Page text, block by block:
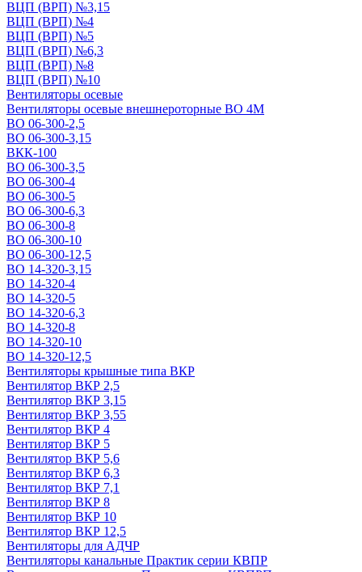
ВЦП (ВРП) №3,15
ВЦП (ВРП) №4
ВЦП (ВРП) №5
ВЦП (ВРП) №6,3
ВЦП (ВРП) №8
ВЦП (ВРП) №10
Вентиляторы осевые
Вентиляторы осевые внешнероторные ВО 4М
ВО 06-300-2,5
ВО 06-300-3,15
ВКК-100
ВО 06-300-3,5
ВО 06-300-4
ВО 06-300-5
ВО 06-300-6,3
ВО 06-300-8
ВО 06-300-10
ВО 06-300-12,5
ВО 14-320-3,15
ВО 14-320-4
ВО 14-320-5
ВО 14-320-6,3
ВО 14-320-8
ВО 14-320-10
ВО 14-320-12,5
Вентиляторы крышные типа ВКР
Вентилятор ВКР 2,5
Вентилятор ВКР 3,15
Вентилятор ВКР 3,55
Вентилятор ВКР 4
Вентилятор ВКР 5
Вентилятор ВКР 5,6
Вентилятор ВКР 6,3
Вентилятор ВКР 7,1
Вентилятор ВКР 8
Вентилятор ВКР 10
Вентилятор ВКР 12,5
Вентиляторы для АДЧР
Вентиляторы канальные Практик серии КВПР